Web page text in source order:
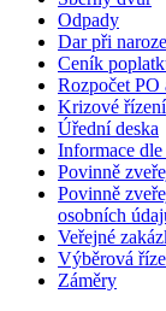
Odpady
Dar při
Ceník
Rozpočet
Krizové řízení
Úřední deska
Informace
Povinně
Povinně
osobních
Veřejné
Výběrová
Záměry